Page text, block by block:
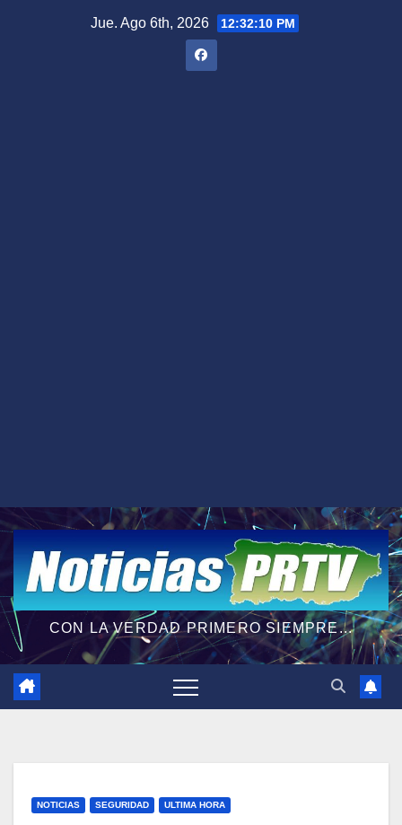
Jue. Ago 6th, 2026 12:32:11 PM
CON LA VERDAD PRIMERO SIEMPRE...
NOTICIAS SEGURIDAD ULTIMA HORA